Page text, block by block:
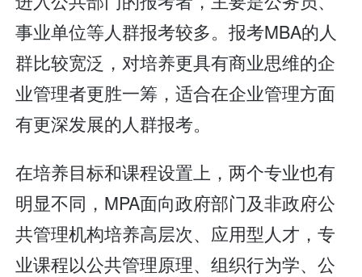
事业单位等人群报考较多。报考MBA的人
群比较宽泛，对培养更具有商业思维的企
业管理者更胜一筹，适合在企业管理方面
有更深发展的人群报考。
在培养目标和课程设置上，两个专业也有
明显不同，MPA面向政府部门及非政府公
共管理机构培养高层次、应用型人才，专
业课程以公共管理原理、组织行为学、公